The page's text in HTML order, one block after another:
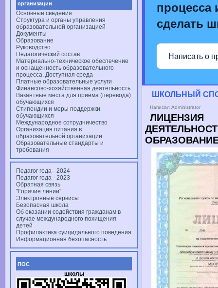
организации
Основные сведения
Структура и органы управления
образовательной организацией
Документы
Образование
Руководство
Педагогический состав
Материально-техническое обеспечение
и оснащенность образовательного
процесса. Доступная среда
Платные образовательные услуги
Финансово-хозяйственная деятельность
Вакантные места для приема (перевода)
обучающихся
Стипендии и меры поддержки
обучающихся
Международное сотрудничество
Организация питания в
образовательной организации
Образовательные стандарты и
требования
Педагог года - 2024
Педагог года - 2023
Обратная связь
"Горячие линии"
Электронные сервисы
Безопасная школа
Об оказании содействия гражданам в
случае международного похищения
детей
Профилактика суицидального поведения
Информационная безопасность
ПОС
школы
процесса
сделать
Написать о
ШКОЛЬНЫЙ
Написал Administrator